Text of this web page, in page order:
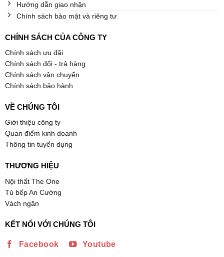
Hướng dẫn giao nhận
Chính sách bảo mật và riêng tư
CHÍNH SÁCH CỦA CÔNG TY
Chính sách ưu đãi
Chính sách đổi - trả hàng
Chính sách vận chuyển
Chính sách bảo hành
VỀ CHÚNG TÔI
Giới thiệu công ty
Quan điểm kinh doanh
Thông tin tuyển dụng
THƯƠNG HIỆU
Nội thất The One
Tủ bếp An Cường
Vách ngăn
KẾT NỐI VỚI CHÚNG TÔI
Facebook Youtube